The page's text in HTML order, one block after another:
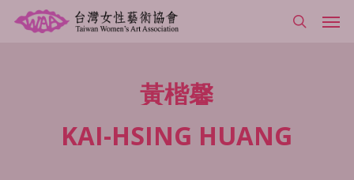
黃楷馨
KAI-HSING HUANG